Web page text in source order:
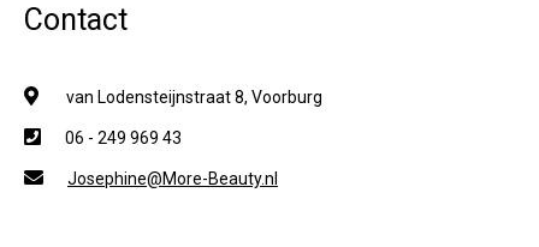
Contact
van Lodensteijnstraat 8, Voorburg
06 - 249 969 43
Josephine@More-Beauty.nl